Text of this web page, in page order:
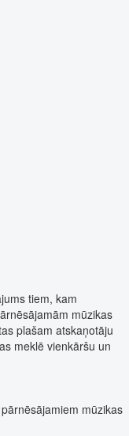
tiem, kam
mūzikas
plašam atskaņotāju
meklē vienkāršu un
mūzikas